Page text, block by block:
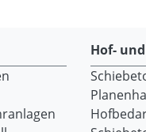
Hof-